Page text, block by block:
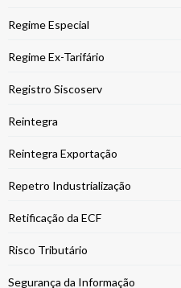
Regime Especial
Regime Ex-Tarifário
Registro Siscoserv
Reintegra
Reintegra Exportação
Repetro Industrialização
Retificação da ECF
Risco Tributário
Segurança da Informação